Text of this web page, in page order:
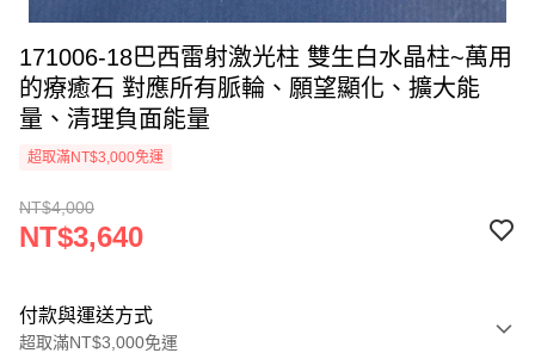
171006-18巴西雷射激光柱 雙生白水晶柱~萬用
的療癒石 對應所有脈輪、願望顯化、擴大能
量、清理負面能量
超取滿NT$3,000免運
NT$4,000
NT$3,640
付款與運送方式
超取滿NT$3,000免運